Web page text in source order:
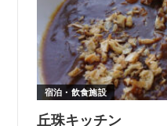
宿泊・飲食施設
丘珠キッチン